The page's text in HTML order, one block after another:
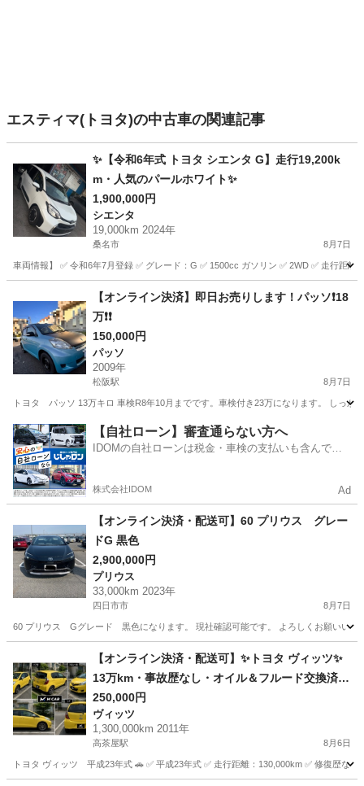
エスティマ(トヨタ)の中古車の関連記事
✨【令和6年式 トヨタ シエンタ G】走行19,200k
m・人気のパールホワイト✨
1,900,000円
シエンタ
19,000km 2024年
桑名市 8月7日
車両情報】 ✅ 令和6年7月登録 ✅ グレード：G ✅ 1500cc ガソリン ✅ 2WD ✅ 走行距
シエンタ
【オンライン決済】即日お売りします！パッソ❗18
万❗️❗️
150,000円
パッソ
2009年
松阪駅 8月7日
トヨタ パッソ 13万キロ 車検R8年10月までです。車検付き23万になります。 しっか
三重 松阪市 松阪駅 パッソ
【自社ローン】審査通らない方へ
IDOMの自社ローンは税金・車検の支払いも含んでい
株式会社IDOM Ad
【オンライン決済・配送可】60 プリウス グレー
ドG 黒色
2,900,000円
プリウス
33,000km 2023年
四日市市 8月7日
60 プリウス Gグレード 黒色になります。 現社確認可能です。 よろしくお願いいた
プリウス グレード
【オンライン決済・配送可】✨トヨタ ヴィッツ✨
13万km・事故歴なし・オイル＆フルード交換済
み・すぐ乗れます！
250,000円
ヴィッツ
1,300,000km 2011年
高茶屋駅 8月6日
トヨタ ヴィッツ 平成23年式 🚗 ✅ 平成23年式 ✅ 走行距離：130,000km ✅ 修復歴な